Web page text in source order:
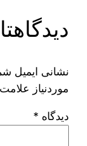
نشانی ایمیل
موردنیاز
دیدگاه *